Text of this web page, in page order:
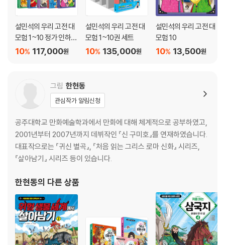
설민석의 우리 고전 대
모험 1~10 정가 인하
세트 117,000원
10%
설민석의 우리 고전 대
모험 1~10권 세트
135,000원
10%
설민석의 우리 고전 대
모험 10
13,500원
10%
그림 한현동
관심작가 알림신청
공주대학교 만화예술학과에서 만화에 대해 체계적으로 공부하였고,
2001년부터 2007년까지 데뷔작인 『신 구미호』를 연재하였습니다.
대표작으로는 『귀신 별곡』, 『처음 읽는 그리스 로마 신화』 시리즈,
『살아남기』 시리즈 등이 있습니다.
한현동의 다른 상품